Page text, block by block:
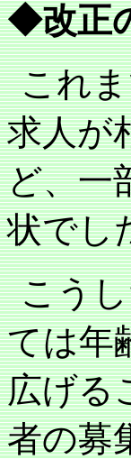
◆改正
これ
求人が
ど、一
状でし
こう
ては年
広げる
者の募